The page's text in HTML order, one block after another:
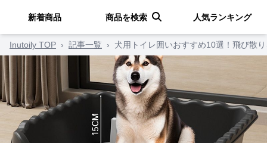
新着商品 商品を検索 人気ランキング
Inutoily TOP › 記事一覧 › 犬用トイレ囲いおすすめ10選！飛び散